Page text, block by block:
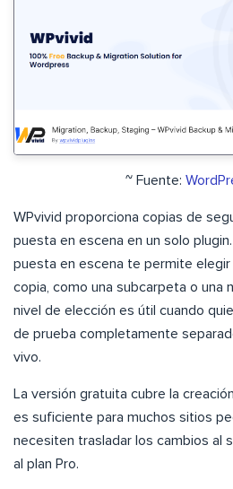
~ Fuente:
WPvivid proporciona copias de
puesta en escena en un solo
puesta en escena te permite
copia, como una subcarpeta o una
nivel de elección es útil cuando
de prueba completamente
vivo.
La versión gratuita cubre la
es suficiente para muchos sitios
necesiten trasladar los cambios al
al plan Pro.